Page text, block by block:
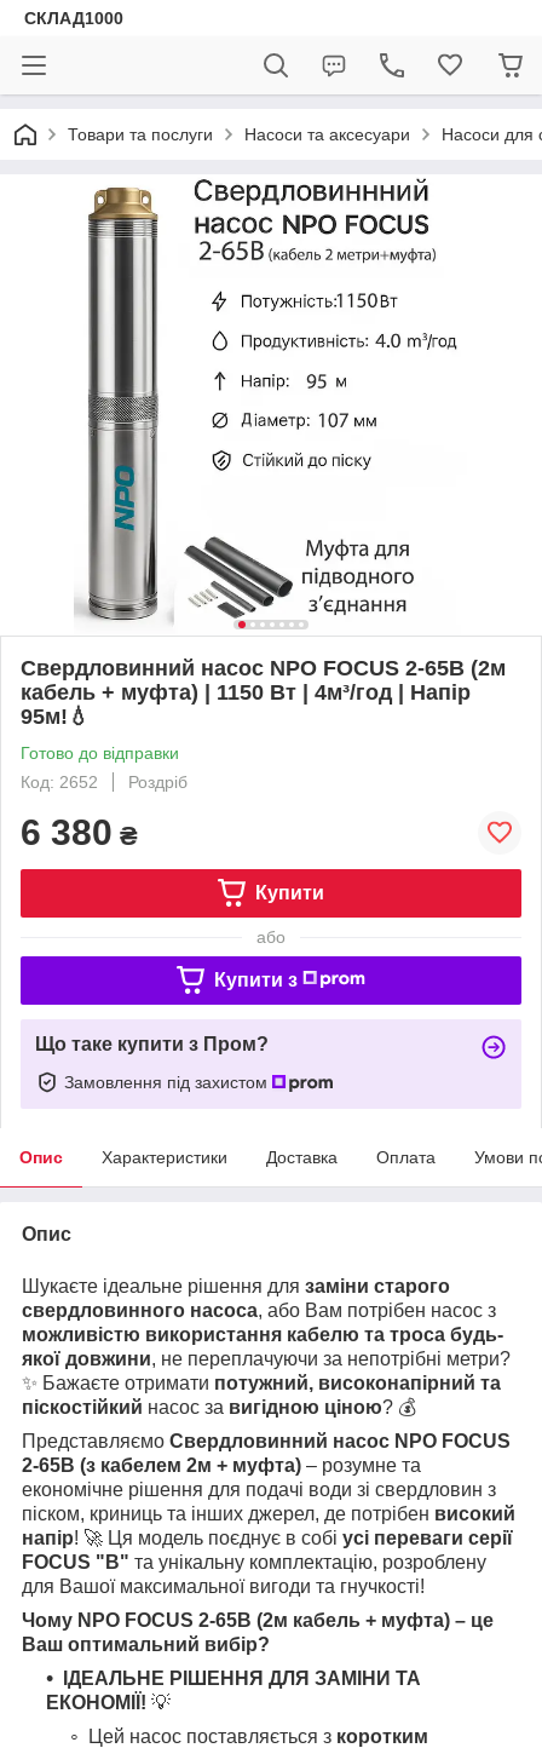
СКЛАД1000
Товари та послуги Насоси та аксесуари Насоси для
Свердловинний насос NPO FOCUS 2-65B (2м
кабель + муфта) | 1150 Вт | 4м³/год | Напір
95м!💧
Готово до відправки
Код: 2652
Роздріб
6 380 ₴
Купити
або
Купити з
Що таке купити з Пром?
Замовлення під захистом
Опис Характеристики Доставка Оплата Умови
Опис
Шукаєте ідеальне рішення для заміни старого
свердловинного насоса, або Вам потрібен насос з
можливістю використання кабелю та троса будь-
якої довжини, не переплачуючи за непотрібні метри?
✨ Бажаєте отримати потужний, високонапірний та
піскостійкий насос за вигідною ціною? 💰
Представляємо Свердловинний насос NPO FOCUS
2-65B (з кабелем 2м + муфта) – розумне та
економічне рішення для подачі води зі свердловин з
піском, криниць та інших джерел, де потрібен високий
напір! 🚀 Ця модель поєднує в собі усі переваги серії
FOCUS "B" та унікальну комплектацію, розроблену
для Вашої максимальної вигоди та гнучкості!
Чому NPO FOCUS 2-65B (2м кабель + муфта) – це
Ваш оптимальний вибір?
ІДЕАЛЬНЕ РІШЕННЯ ДЛЯ ЗАМІНИ ТА
ЕКОНОМІЇ! 💡
Цей насос поставляється з коротким